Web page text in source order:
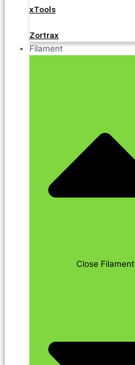
xTools
Zortrax
Filament
Close Filament